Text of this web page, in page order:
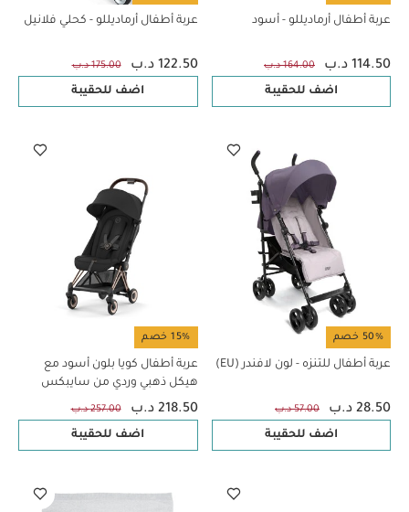
عربة أطفال أرماديللو - أسود
114.50 د.ب 164.00 د.ب
اضف للحقيبة
عربة أطفال أرماديللو - كحلي فلانيل
122.50 د.ب 175.00 د.ب
اضف للحقيبة
50% خصم
عربة أطفال للتنزه - لون لافندر (EU)
28.50 د.ب 57.00 د.ب
اضف للحقيبة
15% خصم
عربة أطفال كويا بلون أسود مع
هيكل ذهبي وردي من سايبكس
218.50 د.ب 257.00 د.ب
اضف للحقيبة